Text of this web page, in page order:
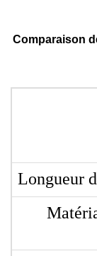
Comparaison
Longueur